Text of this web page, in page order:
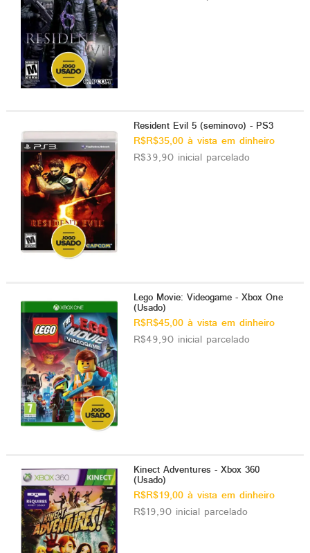
Resident Evil 5 (seminovo) - PS3
R$R$35,00 à vista em dinheiro
R$39,90 inicial parcelado
Lego Movie: Videogame - Xbox One
(Usado)
R$R$45,00 à vista em dinheiro
R$49,90 inicial parcelado
Kinect Adventures - Xbox 360
(Usado)
R$R$19,00 à vista em dinheiro
R$19,90 inicial parcelado